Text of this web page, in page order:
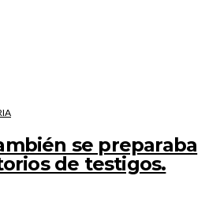
se preparaba
de testigos.